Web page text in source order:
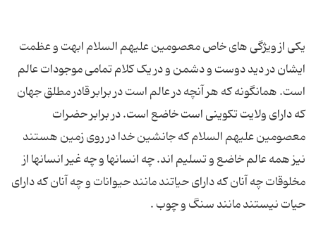
یکی از ویژگی های خاص معصومین علیهم السلام ابهت و عظمت
ایشان در دید دوست و دشمن و در یک کلام تمامی موجودات عالم
است. همانگونه که هر آنچه در عالم است در برابر قادر مطلق جهان
که دارای ولایت تکوینی است خاضع است. در برابر حضرات
معصومین علیهم السلام که جانشین خدا در روی زمین هستند
نیز همه عالم خاضع و تسلیم اند. چه انسانها و چه غیر انسانها از
مخلوقات چه آنان که دارای حیاتند مانند حیوانات و چه آنان که دارای